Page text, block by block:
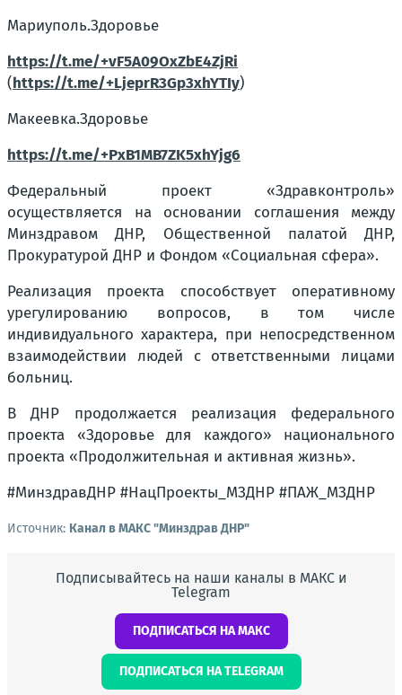
Мариуполь.Здоровье
https://t.me/+vF5A09OxZbE4ZjRi
(https://t.me/+LjeprR3Gp3xhYTIy)
Макеевка.Здоровье
https://t.me/+PxB1MB7ZK5xhYjg6
Федеральный проект «Здравконтроль»
осуществляется на основании соглашения между
Минздравом ДНР, Общественной палатой ДНР,
Прокуратурой ДНР и Фондом «Социальная сфера».
Реализация проекта способствует оперативному
урегулированию вопросов, в том числе
индивидуального характера, при непосредственном
взаимодействии людей с ответственными лицами
больниц.
В ДНР продолжается реализация федерального
проекта «Здоровье для каждого» национального
проекта «Продолжительная и активная жизнь».
#МинздравДНР #НацПроекты_МЗДНР #ПАЖ_МЗДНР
Источник: Канал в МАКС "Минздрав ДНР"
Подписывайтесь на наши каналы в МАКС и
Telegram
ПОДПИСАТЬСЯ НА МАКС
ПОДПИСАТЬСЯ НА TELEGRAM